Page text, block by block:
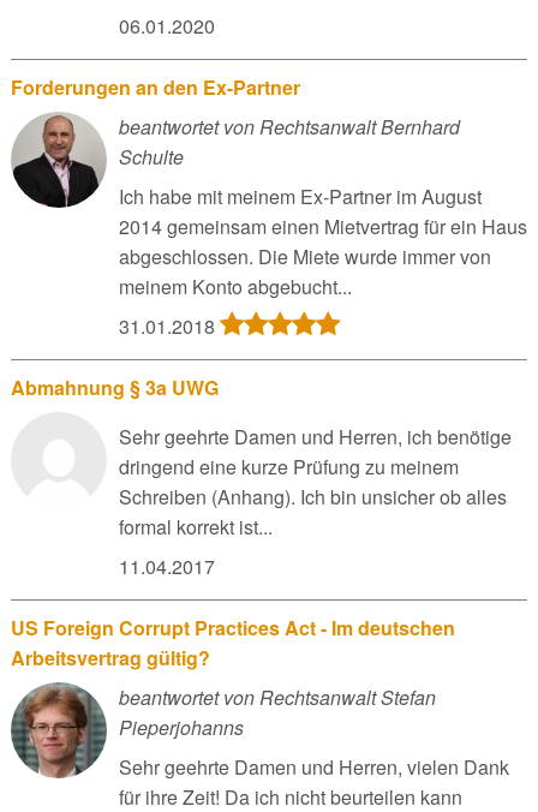
06.01.2020
Forderungen an den Ex-Partner
beantwortet von Rechtsanwalt Bernhard
Schulte
Ich habe mit meinem Ex-Partner im August
2014 gemeinsam einen Mietvertrag für ein Haus
abgeschlossen. Die Miete wurde immer von
meinem Konto abgebucht...
31.01.2018
Abmahnung § 3a UWG
Sehr geehrte Damen und Herren, ich benötige
dringend eine kurze Prüfung zu meinem
Schreiben (Anhang). Ich bin unsicher ob alles
formal korrekt ist...
11.04.2017
US Foreign Corrupt Practices Act - Im deutschen
Arbeitsvertrag gültig?
beantwortet von Rechtsanwalt Stefan
Pieperjohanns
Sehr geehrte Damen und Herren, vielen Dank
für ihre Zeit! Da ich nicht beurteilen kann